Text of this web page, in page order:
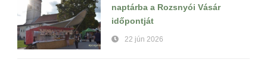
naptárba a Rozsnyói Vásár
időpontját
22 jún 2026